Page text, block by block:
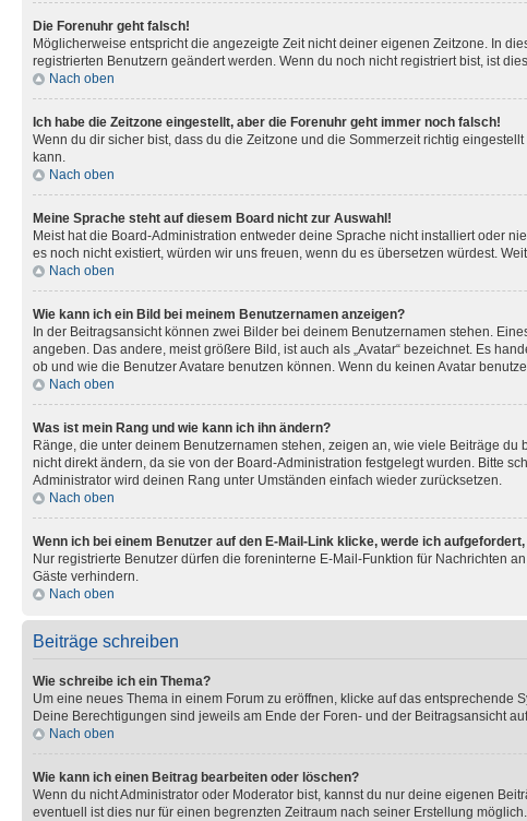
Die Forenuhr geht falsch!
Möglicherweise entspricht die angezeigte Zeit nicht deiner eigenen Zeitzone. In
registrierten Benutzern geändert werden. Wenn du noch nicht registriert bist, ist
Nach oben
Ich habe die Zeitzone eingestellt, aber die Forenuhr geht immer noch falsch!
Wenn du dir sicher bist, dass du die Zeitzone und die Sommerzeit richtig
kann.
Nach oben
Meine Sprache steht auf diesem Board nicht zur Auswahl!
Meist hat die Board-Administration entweder deine Sprache nicht installiert oder
es noch nicht existiert, würden wir uns freuen, wenn du es übersetzen würdest.
Nach oben
Wie kann ich ein Bild bei meinem Benutzernamen anzeigen?
In der Beitragsansicht können zwei Bilder bei deinem Benutzernamen stehen.
angeben. Das andere, meist größere Bild, ist auch als „Avatar“ bezeichnet. Es
ob und wie die Benutzer Avatare benutzen können. Wenn du keinen Avatar
Nach oben
Was ist mein Rang und wie kann ich ihn ändern?
Ränge, die unter deinem Benutzernamen stehen, zeigen an, wie viele Beiträge
nicht direkt ändern, da sie von der Board-Administration festgelegt wurden. Bitte
Administrator wird deinen Rang unter Umständen einfach wieder zurücksetzen.
Nach oben
Wenn ich bei einem Benutzer auf den E-Mail-Link klicke, werde ich
Nur registrierte Benutzer dürfen die foreninterne E-Mail-Funktion für Nachrichten
Gäste verhindern.
Nach oben
Beiträge schreiben
Wie schreibe ich ein Thema?
Um eine neues Thema in einem Forum zu eröffnen, klicke auf das
Deine Berechtigungen sind jeweils am Ende der Foren- und der Beitragsansicht
Nach oben
Wie kann ich einen Beitrag bearbeiten oder löschen?
Wenn du nicht Administrator oder Moderator bist, kannst du nur deine eigenen
eventuell ist dies nur für einen begrenzten Zeitraum nach seiner Erstellung